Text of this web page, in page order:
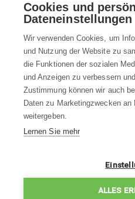
Kontaktieren Sie uns
info@robotworld.at
+49 25 197 159 962
ALLE KONTAKTE
WIDERRUFSBELEHRUNG
DATENSCHUTZERKLÄRUNG
Cookies und
Dateneinstellungen
Wir verwenden Cookies, um
und Nutzung der Website zu
die Funktionen der sozialen
und Anzeigen zu verbessern
Zustimmung können wir auch
Daten zu Marketingzwecken an
weitergeben.
Lernen Sie mehr
ALLES